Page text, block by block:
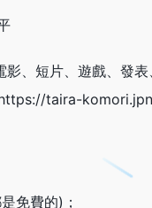
、短片、遊戲、發
taira-
免費的)；